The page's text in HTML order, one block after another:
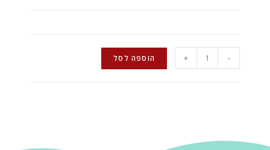
-
+ הוספה לסל